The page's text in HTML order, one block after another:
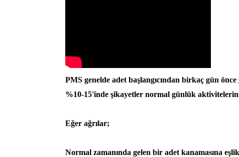
PMS genelde adet başlangıcından birkaç gün
%10-15'inde şikayetler normal günlük
Eğer ağrılar;
Normal zamanında gelen bir adet kanamasına